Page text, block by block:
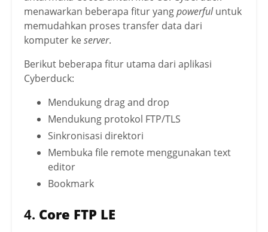
menawarkan beberapa fitur yangpowerfuluntuk
memudahkan proses transfer data dari
komputer keserver.
Berikut beberapa fitur utama dari aplikasi
Cyberduck:
Mendukung drag and drop
Mendukung protokol FTP/TLS
Sinkronisasi direktori
Membuka file remote menggunakan text
editor
Bookmark
4. Core FTP LE